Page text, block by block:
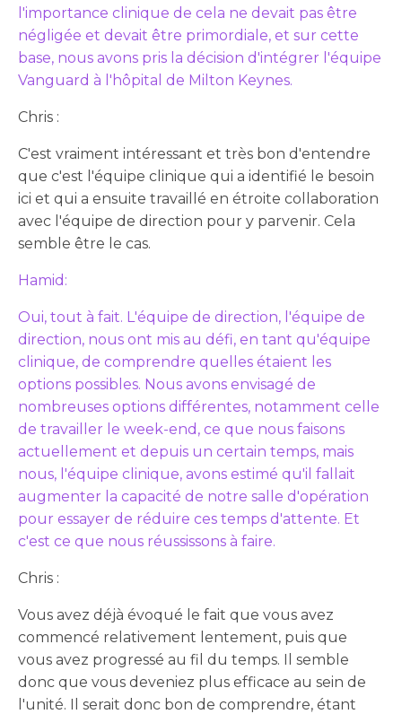
l'importance clinique de cela ne devait pas être
négligée et devait être primordiale, et sur cette
base, nous avons pris la décision d'intégrer l'équipe
Vanguard à l'hôpital de Milton Keynes.
Chris :
C'est vraiment intéressant et très bon d'entendre
que c'est l'équipe clinique qui a identifié le besoin
ici et qui a ensuite travaillé en étroite collaboration
avec l'équipe de direction pour y parvenir. Cela
semble être le cas.
Hamid:
Oui, tout à fait. L'équipe de direction, l'équipe de
direction, nous ont mis au défi, en tant qu'équipe
clinique, de comprendre quelles étaient les
options possibles. Nous avons envisagé de
nombreuses options différentes, notamment celle
de travailler le week-end, ce que nous faisons
actuellement et depuis un certain temps, mais
nous, l'équipe clinique, avons estimé qu'il fallait
augmenter la capacité de notre salle d'opération
pour essayer de réduire ces temps d'attente. Et
c'est ce que nous réussissons à faire.
Chris :
Vous avez déjà évoqué le fait que vous avez
commencé relativement lentement, puis que
vous avez progressé au fil du temps. Il semble
donc que vous deveniez plus efficace au sein de
l'unité. Il serait donc bon de comprendre, étant